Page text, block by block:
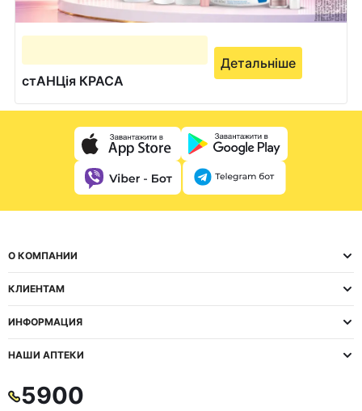
стАНЦія КРАСА
Детальніше
О КОМПАНИИ
КЛИЕНТАМ
ИНФОРМАЦИЯ
НАШИ АПТЕКИ
5900